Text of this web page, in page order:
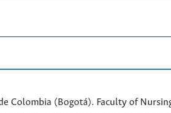
Colombia (Bogotá). Faculty of